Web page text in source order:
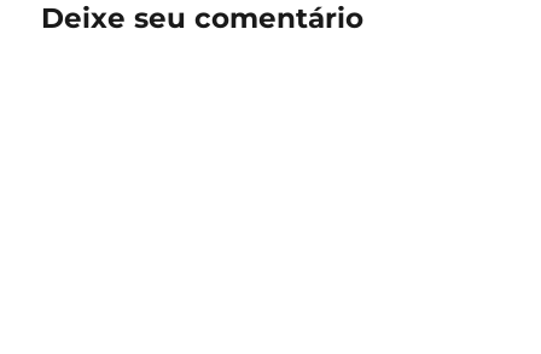
Deixe seu comentário